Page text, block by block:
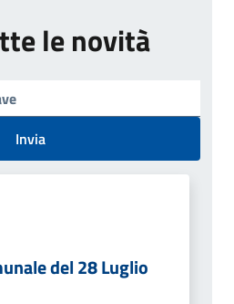
le novità
Invia
del 28 Luglio